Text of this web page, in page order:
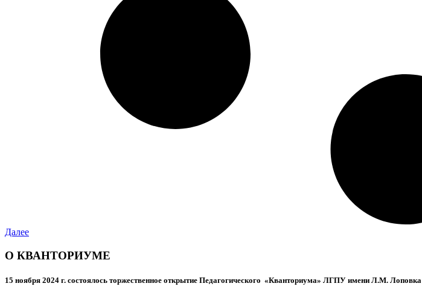
Далее
О КВАНТОРИУМЕ
15 ноября 2024 г. состоялось торжественное открытие Педагогического «Кванториума» ЛГПУ имени Л.М. Лоповка